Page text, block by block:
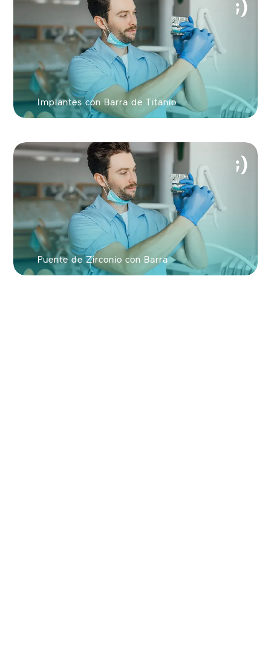
Continuar con
Google
Facebook
O
Continuar con
Usuario
Implantes con Barra de Titanio
Puente de Zirconio con Barra